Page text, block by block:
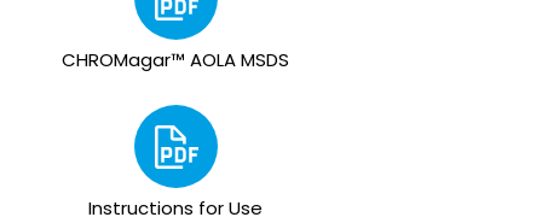
CHROMagar™ AOLA MSDS
Instructions for Use